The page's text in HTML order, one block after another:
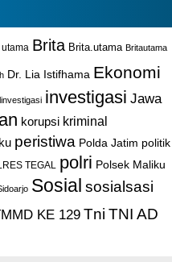
Brita Brita.utama Britautama
Dr. Lia Istifhama Ekonomi
investigasi Jawa
korupsi kriminal
peristiwa Polda Jatim politik
TEGAL polri Polsek Maliku
Sosial sosialsasi
KE 129 Tni TNI AD